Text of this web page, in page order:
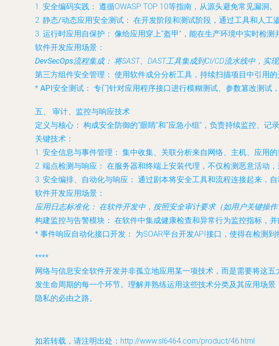
1. 安全编码实践： 遵循OWASP TOP 10等指南，从源头避免常见漏洞。
2. 静态/动态应用安全测试： 在开发阶段和测试阶段，通过工具和人工
3. 运行时应用自保护： 像给应用穿上“盔甲”，能在生产环境中实时检测
软件开发应用场景：
DevSecOps流程集成： 将SAST、DAST工具集成到CI/CD流水线中，实
第三方组件安全管理： 使用软件成分分析工具，持续扫描项目中引用的
* API安全测试： 专门针对应用程序接口进行模糊测试、参数篡改测试
五、 审计、监控与响应技术
定义与核心： 构成安全防御的“眼睛”和“应急小组”，负责持续监控、
关键技术：
1. 安全信息与事件管理： 集中收集、关联分析来自网络、主机、应用的
2. 端点检测与响应： 在服务器和终端上安装代理，不仅检测恶意活动
3. 安全编排、自动化与响应： 通过剧本将安全工具和流程连接起来，
软件开发应用场景：
应用日志标准化： 在软件开发中，按照安全审计要求（如用户关键操
构建监控与告警模块： 在软件中集成健康检查和异常行为监控指标，并
* 事件响应自动化接口开发： 为SOAR平台开发API接口，使得在检测
****
网络与信息安全软件开发并非孤立地应用某一项技术，而是需要将这
发生命周期的每一个环节。理解并熟练运用这些技术分类及其应用场
隐私的必由之路。
如若转载，请注明出处：http://www.sl6464.com/product/46.html